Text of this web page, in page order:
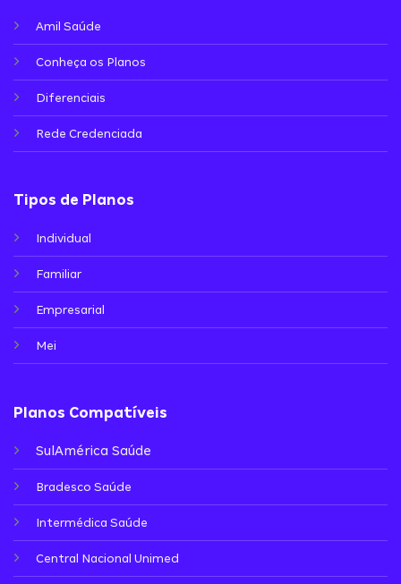
Amil Saúde
Conheça os Planos
Diferenciais
Rede Credenciada
Tipos de Planos
Individual
Familiar
Empresarial
Mei
Planos Compatíveis
SulAmérica Saúde
Bradesco Saúde
Intermédica Saúde
Central Nacional Unimed